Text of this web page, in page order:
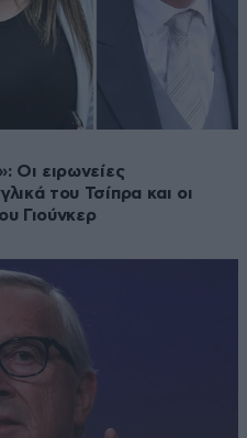
Οι ειρωνείες
του Τσίπρα και οι
Γιούνκερ